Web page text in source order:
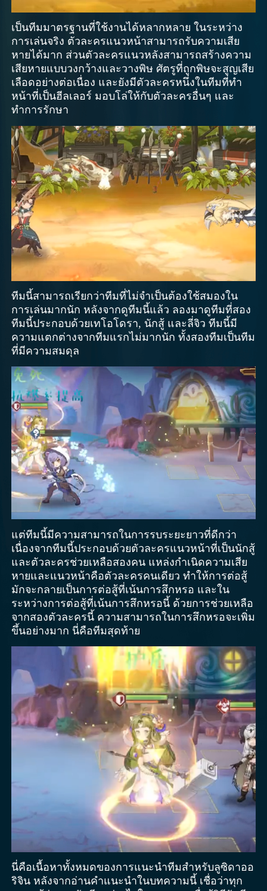
เป็นทีมมาตรฐานที่ใช้งานได้หลากหลาย ในระหว่าง
การเล่นจริง ตัวละครแนวหน้าสามารถรับความเสีย
หายได้มาก ส่วนตัวละครแนวหลังสามารถสร้างความ
เสียหายแบบวงกว้างและวางพิษ ศัตรูที่ถูกพิษจะสูญเสีย
เลือดอย่างต่อเนื่อง และยังมีตัวละครหนึ่งในทีมที่ทำ
หน้าที่เป็นฮีลเลอร์ มอบโล่ให้กับตัวละครอื่นๆ และ
ทำการรักษา
ทีมนี้สามารถเรียกว่าทีมที่ไม่จำเป็นต้องใช้สมองใน
การเล่นมากนัก หลังจากดูทีมนี้แล้ว ลองมาดูทีมที่สอง
ทีมนี้ประกอบด้วยเทโอโดรา, นักสู้ และลี่จิว ทีมนี้มี
ความแตกต่างจากทีมแรกไม่มากนัก ทั้งสองทีมเป็นทีม
ที่มีความสมดุล
แต่ทีมนี้มีความสามารถในการรบระยะยาวที่ดีกว่า
เนื่องจากทีมนี้ประกอบด้วยตัวละครแนวหน้าที่เป็นนักสู้
และตัวละครช่วยเหลือสองคน แหล่งกำเนิดความเสีย
หายและแนวหน้าคือตัวละครคนเดียว ทำให้การต่อสู้
มักจะกลายเป็นการต่อสู้ที่เน้นการสึกหรอ และใน
ระหว่างการต่อสู้ที่เน้นการสึกหรอนี้ ด้วยการช่วยเหลือ
จากสองตัวละครนี้ ความสามารถในการสึกหรอจะเพิ่ม
ขึ้นอย่างมาก นี่คือทีมสุดท้าย
นี่คือเนื้อหาทั้งหมดของการแนะนำทีมสำหรับลูซิดาออ
ริจิน หลังจากอ่านคำแนะนำในบทความนี้ เชื่อว่าทุก